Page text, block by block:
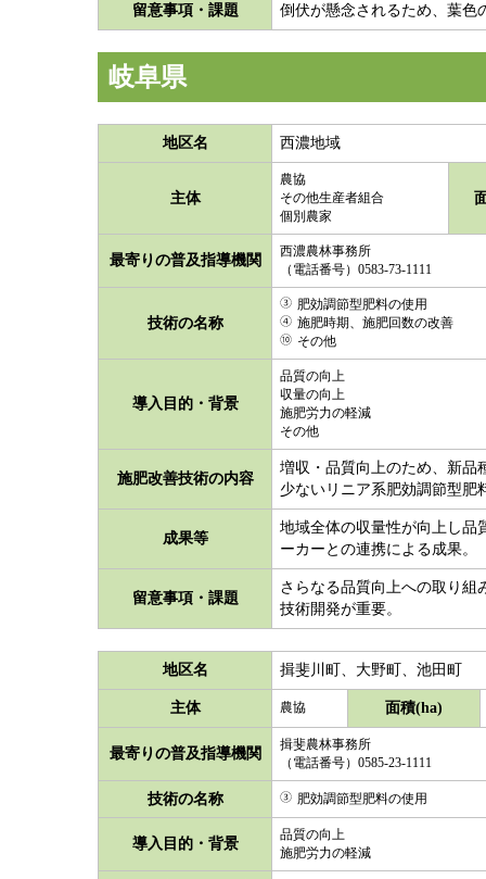
留意事項・課題 倒伏が懸念されるため、葉色
岐阜県
地区名 西濃地域
主体
農協
その他生産者組合
個別農家
最寄りの普及指導機関
西濃農林事務所
（電話番号）0583-73-1111
技術の名称
肥効調節型肥料の使用
施肥時期、施肥回数の改善
その他
導入目的・背景
品質の向上
収量の向上
施肥労力の軽減
その他
施肥改善技術の内容
増収・品質向上のため、新品
少ないリニア系肥効調節型肥
成果等
地域全体の収量性が向上し品
ーカーとの連携による成果。
留意事項・課題
さらなる品質向上への取り組
技術開発が重要。
地区名 揖斐川町、大野町、池田町
主体 農協 面積(ha)
最寄りの普及指導機関
揖斐農林事務所
（電話番号）0585-23-1111
技術の名称 肥効調節型肥料の使用
導入目的・背景
品質の向上
施肥労力の軽減